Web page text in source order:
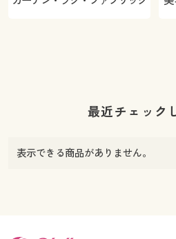
最近チェック
表示できる商品がありません。